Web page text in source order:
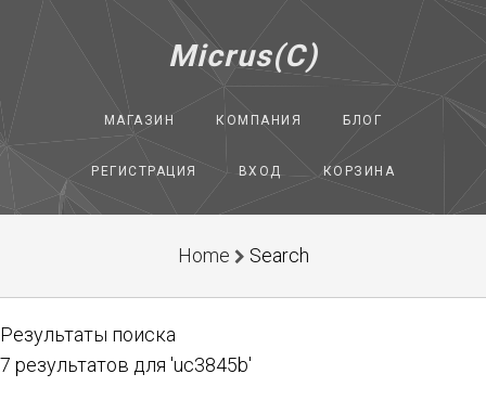
Micrus(C)
МАГАЗИН КОМПАНИЯ БЛОГ
РЕГИСТРАЦИЯ ВХОД КОРЗИНА
Home Search
Результаты поиска
7 результатов для 'uc3845b'